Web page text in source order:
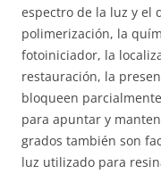
espectro de la luz y el
polimerización, la
fotoiniciador, la
restauración, la
bloqueen
para apuntar y
grados también son
luz utilizado para